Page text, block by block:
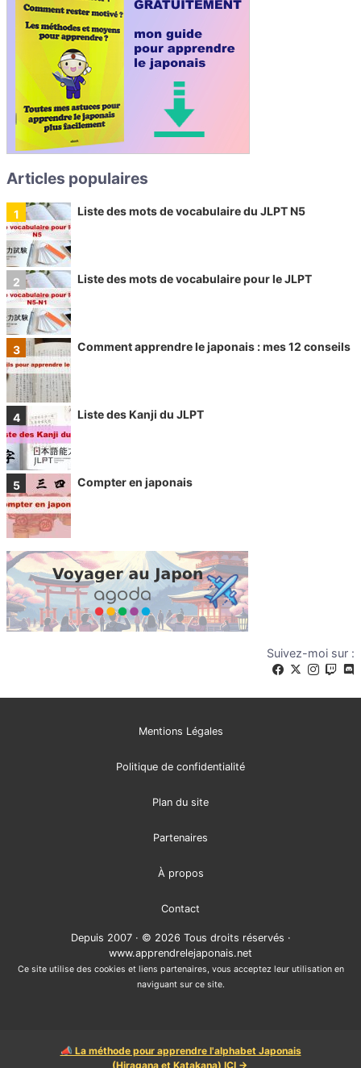
Articles populaires
Liste des mots de vocabulaire du JLPT N5
Liste des mots de vocabulaire pour le JLPT
Comment apprendre le japonais : mes 12 conseils
Liste des Kanji du JLPT
Compter en japonais
Suivez-moi sur :
Mentions Légales
Politique de confidentialité
Plan du site
Partenaires
À propos
Contact
Depuis 2007 · © 2026 Tous droits réservés ·
www.apprendrelejaponais.net
Ce site utilise des cookies et liens partenaires, vous acceptez leur utilisation en
naviguant sur ce site.
📣 La méthode pour apprendre l'alphabet Japonais
(Hiragana et Katakana) ICI →